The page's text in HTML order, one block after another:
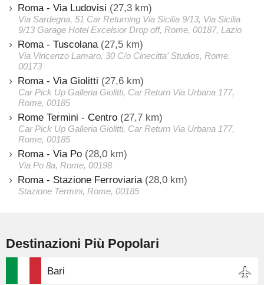
Roma - Via Ludovisi (27,3 km)
Via Sardegna, 51 Car Returning Via Sicilia 9/13, Via Sicilia
9/13 Garage Hotel Excelsior Drop off, Rome, 00187, Lazio
Roma - Tuscolana (27,5 km)
Via Vincenzo Lamaro, 30 C/o Cinecitta' Studios, Rome,
00173
Roma - Via Giolitti (27,6 km)
Car Pick Up Galleria Giolitti, Car Return Via Urbana 177,
Rome, 00185
Rome Termini - Centro (27,7 km)
Car Pick Up Galleria Giolitti, Car Return Via Urbana 177,
Rome, 00185
Roma - Via Po (28,0 km)
Via Po 8a, Rome, 00198
Roma - Stazione Ferroviaria (28,0 km)
Stazione Termini, Rome, 00185
Destinazioni Più Popolari
Bari